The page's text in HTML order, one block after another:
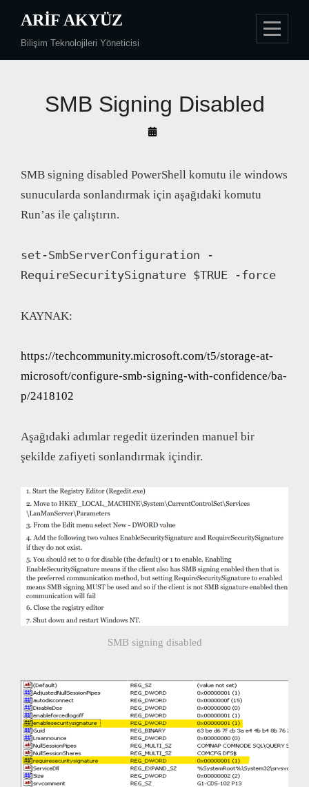
content
ARIF AKYÜZ
Bilişim Teknolojileri Yöneticisi
SMB Signing Disabled
By
SMB signing disabled PowerShell komutu ile windows
sunucularda sonlandırmak için aşağıdaki komutu
Run’as ile çalıştırın.
set-SmbServerConfiguration -
RequireSecuritySignature $TRUE -force
KAYNAK:
https://techcommunity.microsoft.com/t5/storage-at-
microsoft/configure-smb-signing-with-confidence/ba-
p/2418102
Aşağıdaki adımlar regedit üzerinden manuel bir
şekilde zafiyeti sonlandırmak içindir.
SMB signing disabled